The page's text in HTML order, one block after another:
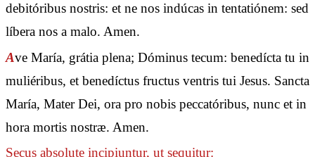
debitóribus nostris: et ne nos indúcas in tentatiónem: sed
líbera nos a malo. Amen.
Ave María, grátia plena; Dóminus tecum: benedícta tu in
muliéribus, et benedíctus fructus ventris tui Jesus. Sancta
María, Mater Dei, ora pro nobis peccatóribus, nunc et in
hora mortis nostræ. Amen.
Secus absolute incipiuntur, ut sequitur: